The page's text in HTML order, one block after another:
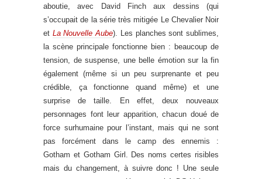
aboutie, avec David Finch aux dessins (qui
s’occupait de la série très mitigée Le Chevalier Noir
et La Nouvelle Aube). Les planches sont sublimes,
la scène principale fonctionne bien : beaucoup de
tension, de suspense, une belle émotion sur la fin
également (même si un peu surprenante et peu
crédible, ça fonctionne quand même) et une
surprise de taille. En effet, deux nouveaux
personnages font leur apparition, chacun doué de
force surhumaine pour l’instant, mais qui ne sont
pas forcément dans le camp des ennemis :
Gotham et Gotham Girl. Des noms certes risibles
mais du changement, à suivre donc ! Une seule